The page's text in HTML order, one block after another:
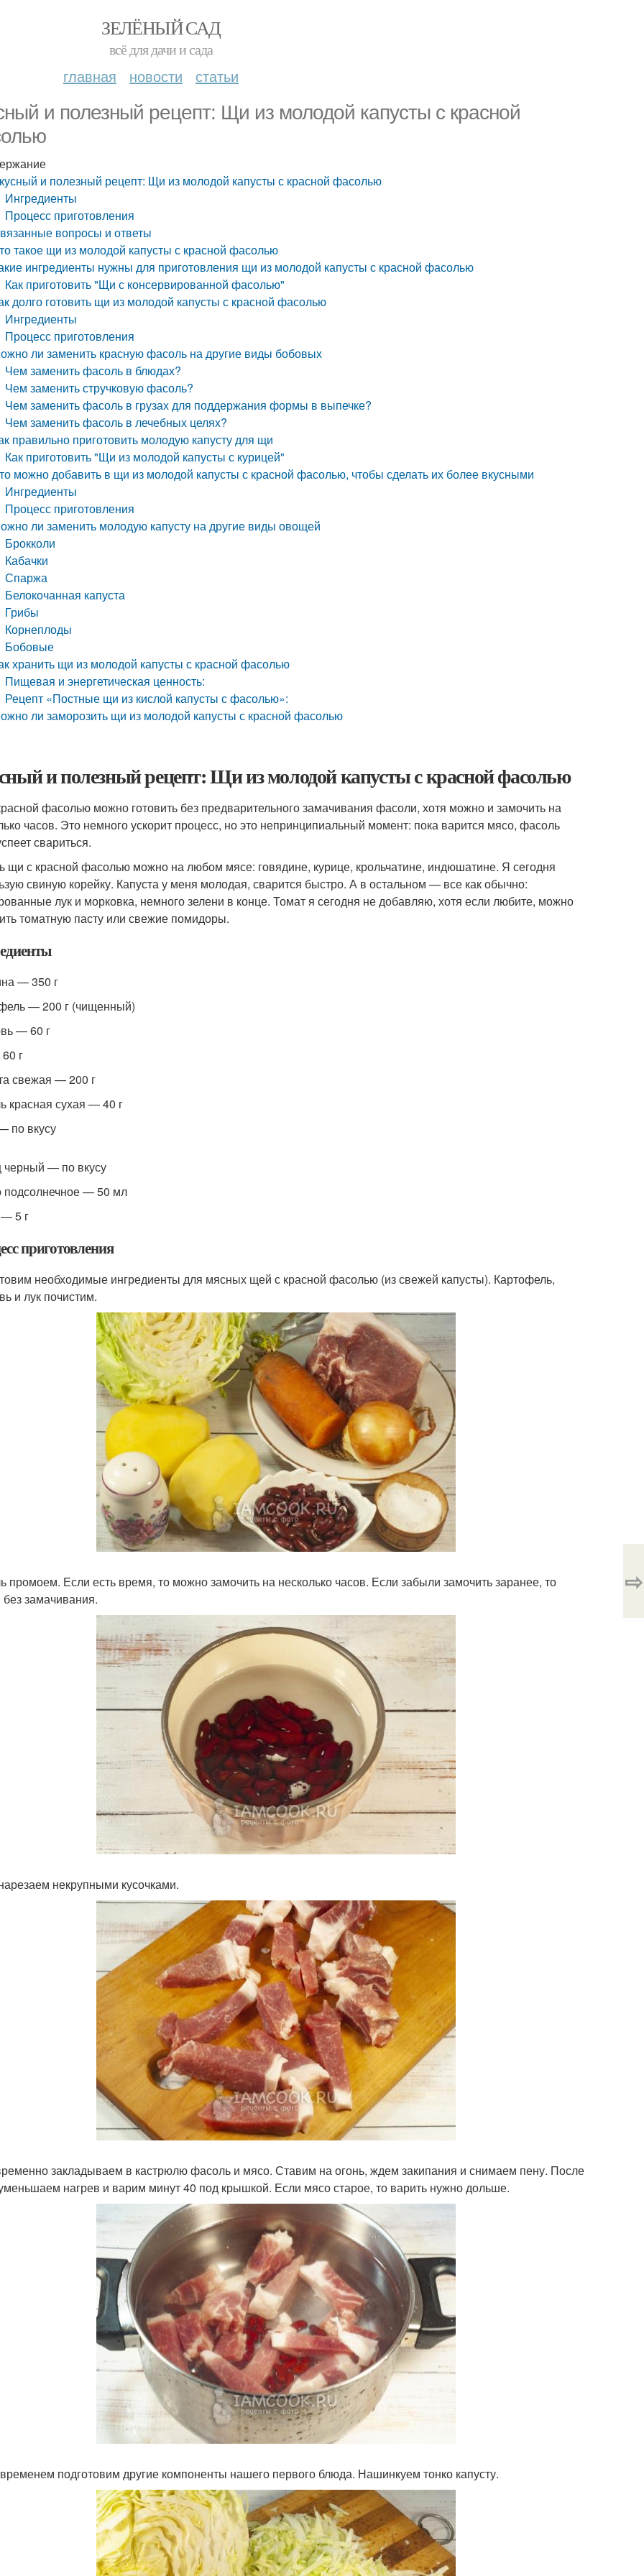
ЗЕЛЁНЫЙ САД
всё для дачи и сада
главная новости статьи
и полезный рецепт: Щи из молодой капусты с красной
и полезный рецепт: Щи из молодой капусты с красной фасолью
Ингредиенты
Процесс приготовления
вопросы и ответы
такое щи из молодой капусты с красной фасолью
ингредиенты нужны для приготовления щи из молодой капусты с красной фасолью
Как приготовить "Щи с консервированной фасолью"
долго готовить щи из молодой капусты с красной фасолью
Ингредиенты
Процесс приготовления
ли заменить красную фасоль на другие виды бобовых
Чем заменить фасоль в блюдах?
Чем заменить стручковую фасоль?
Чем заменить фасоль в грузах для поддержания формы в выпечке?
Чем заменить фасоль в лечебных целях?
правильно приготовить молодую капусту для щи
Как приготовить "Щи из молодой капусты с курицей"
можно добавить в щи из молодой капусты с красной фасолью, чтобы сделать их более вкусными
Ингредиенты
Процесс приготовления
ли заменить молодую капусту на другие виды овощей
Брокколи
Кабачки
Спаржа
Белокочанная капуста
Грибы
Корнеплоды
Бобовые
хранить щи из молодой капусты с красной фасолью
Пищевая и энергетическая ценность:
Рецепт «Постные щи из кислой капусты с фасолью»:
ли заморозить щи из молодой капусты с красной фасолью
и полезный рецепт: Щи из молодой капусты с красной фасолью
фасолью можно готовить без предварительного замачивания фасоли, хотя можно и замочить на
часов. Это немного ускорит процесс, но это непринципиальный момент: пока варится мясо, фасоль
свариться.
щи с красной фасолью можно на любом мясе: говядине, курице, крольчатине, индюшатине. Я сегодня
свиную корейку. Капуста у меня молодая, сварится быстро. А в остальном — все как обычно:
лук и морковка, немного зелени в конце. Томат я сегодня не добавляю, хотя если любите, можно
томатную пасту или свежие помидоры.
— 350 г
— 200 г (чищенный)
— 60 г
г
свежая — 200 г
красная сухая — 40 г
по вкусу
— по вкусу
подсолнечное — 50 мл
5 г
приготовления
необходимые ингредиенты для мясных щей с красной фасолью (из свежей капусты). Картофель,
и лук почистим.
промоем. Если есть время, то можно замочить на несколько часов. Если забыли замочить заранее, то
замачивания.
некрупными кусочками.
закладываем в кастрюлю фасоль и мясо. Ставим на огонь, ждем закипания и снимаем пену. После
нагрев и варим минут 40 под крышкой. Если мясо старое, то варить нужно дольше.
подготовим другие компоненты нашего первого блюда. Нашинкуем тонко капусту.
⇨